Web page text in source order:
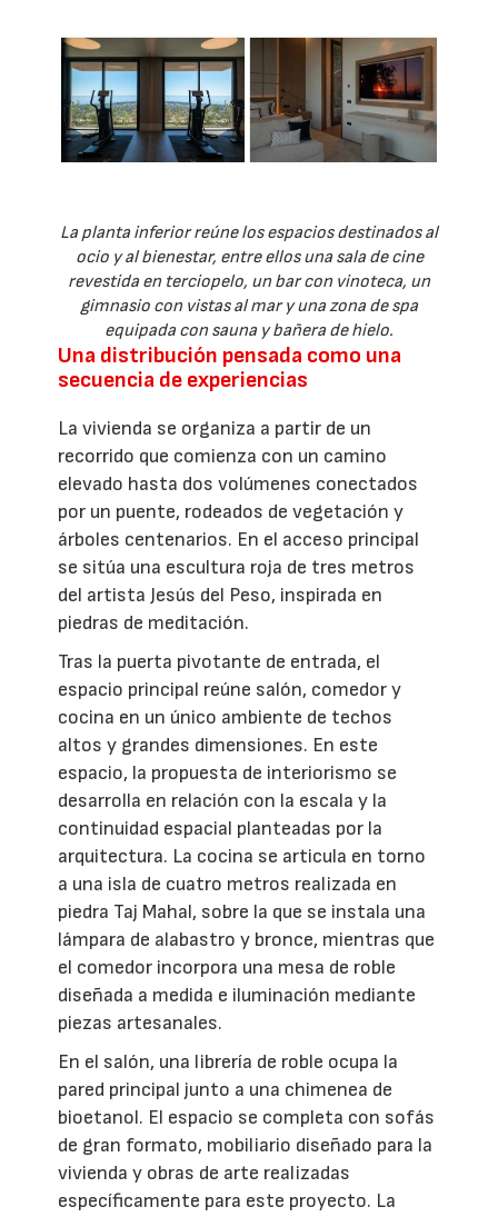
La planta inferior reúne los espacios destinados al
ocio y al bienestar, entre ellos una sala de cine
revestida en terciopelo, un bar con vinoteca, un
gimnasio con vistas al mar y una zona de spa
equipada con sauna y bañera de hielo.
Una distribución pensada como una
secuencia de experiencias
La vivienda se organiza a partir de un
recorrido que comienza con un camino
elevado hasta dos volúmenes conectados
por un puente, rodeados de vegetación y
árboles centenarios. En el acceso principal
se sitúa una escultura roja de tres metros
del artista Jesús del Peso, inspirada en
piedras de meditación.
Tras la puerta pivotante de entrada, el
espacio principal reúne salón, comedor y
cocina en un único ambiente de techos
altos y grandes dimensiones. En este
espacio, la propuesta de interiorismo se
desarrolla en relación con la escala y la
continuidad espacial planteadas por la
arquitectura. La cocina se articula en torno
a una isla de cuatro metros realizada en
piedra Taj Mahal, sobre la que se instala una
lámpara de alabastro y bronce, mientras que
el comedor incorpora una mesa de roble
diseñada a medida e iluminación mediante
piezas artesanales.
En el salón, una librería de roble ocupa la
pared principal junto a una chimenea de
bioetanol. El espacio se completa con sofás
de gran formato, mobiliario diseñado para la
vivienda y obras de arte realizadas
específicamente para este proyecto. La